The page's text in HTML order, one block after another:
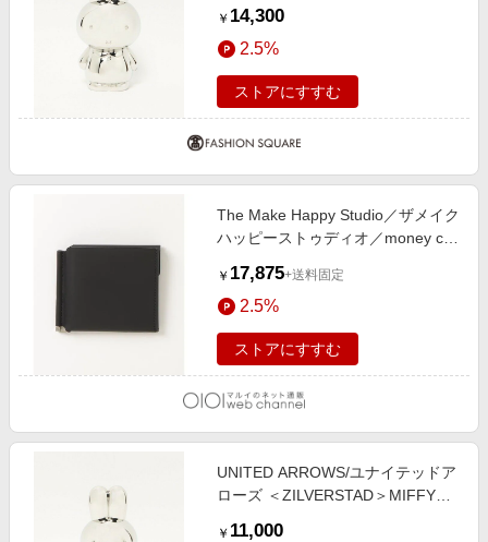
￥ 14,300
2.5%
ストアにすすむ
The Make Happy Studio／ザメイク
ハッピーストゥディオ／money clip
￥ 17,875+送料固定
2.5%
ストアにすすむ
UNITED ARROWS/ユナイテッドア
ローズ ＜ZILVERSTAD＞MIFFY
￥ 11,000